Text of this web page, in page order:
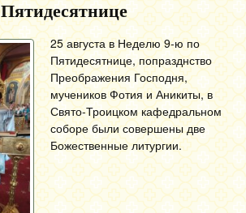
Пятидесятнице
25 августа в Неделю 9-ю по
Пятидесятнице, попразднство
Преображения Господня,
мучеников Фотия и Аникиты, в
Свято-Троицком кафедральном
соборе были совершены две
Божественные литургии.